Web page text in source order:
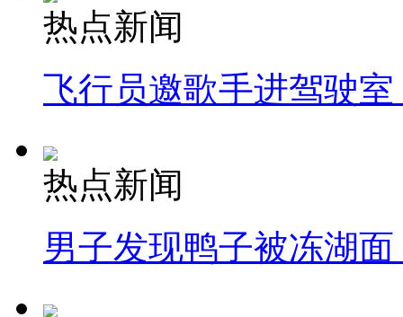
热点新闻
飞行员邀歌手进驾驶
热点新闻
男子发现鸭子被冻湖